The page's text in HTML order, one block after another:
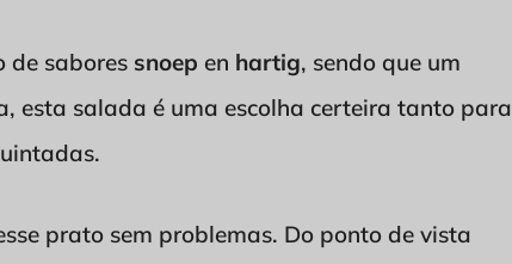
de sabores snoep en hartig, sendo que um
esta salada é uma escolha certeira tanto para
prato sem problemas. Do ponto de vista